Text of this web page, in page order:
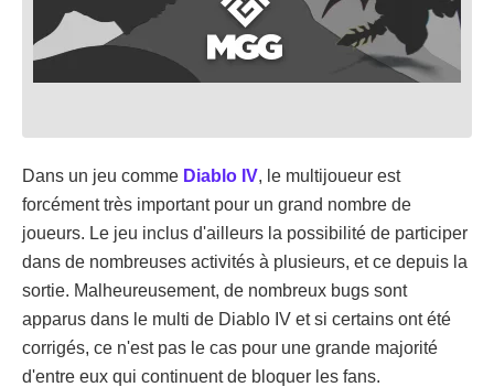
Dans un jeu comme Diablo IV, le multijoueur est
forcément très important pour un grand nombre de
joueurs. Le jeu inclus d'ailleurs la possibilité de participer
dans de nombreuses activités à plusieurs, et ce depuis la
sortie. Malheureusement, de nombreux bugs sont
apparus dans le multi de Diablo IV et si certains ont été
corrigés, ce n'est pas le cas pour une grande majorité
d'entre eux qui continuent de bloquer les fans.